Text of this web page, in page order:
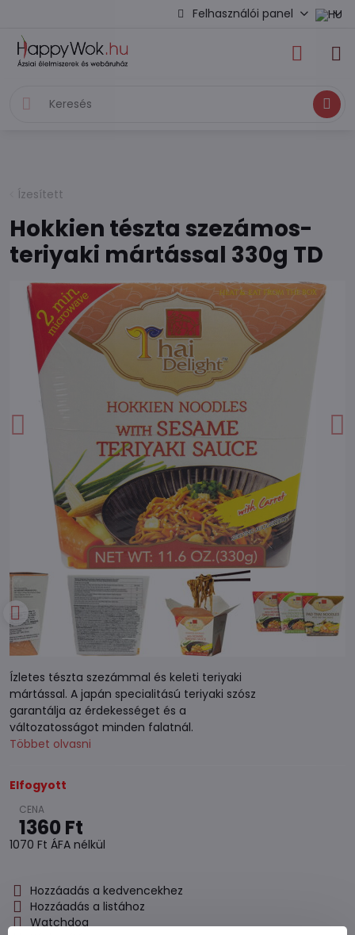
Felhasználói panel
Keresés
Ízesített
Hokkien tészta szezámos-
teriyaki mártással 330g TD
Ízletes tészta szezámmal és keleti teriyaki
mártással. A japán specialitású teriyaki szósz
garantálja az érdekességet és a
változatosságot minden falatnál.
Többet olvasni
Elfogyott
1360 Ft
1070 Ft ÁFA nélkül
Hozzáadás a kedvencekhez
Hozzáadás a listához
Watchdog